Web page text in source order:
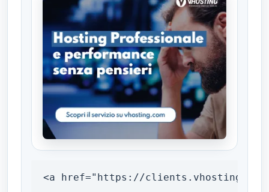
<a href="https://clients.vhosting.com/